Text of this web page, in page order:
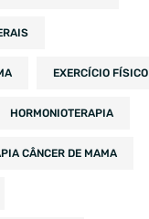
EXERCÍCIO FÍSICO
HORMONIOTERAPIA
CÂNCER DE MAMA